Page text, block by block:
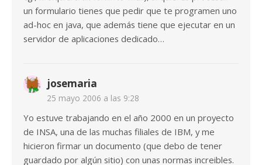
un formulario tienes que pedir que te programen uno
ad-hoc en java, que además tiene que ejecutar en un
servidor de aplicaciones dedicado…
josemaria
25 mayo 2006 a las 9:28
Yo estuve trabajando en el año 2000 en un proyecto
de INSA, una de las muchas filiales de IBM, y me
hicieron firmar un documento (que debo de tener
guardado por algún sitio) con unas normas increibles.